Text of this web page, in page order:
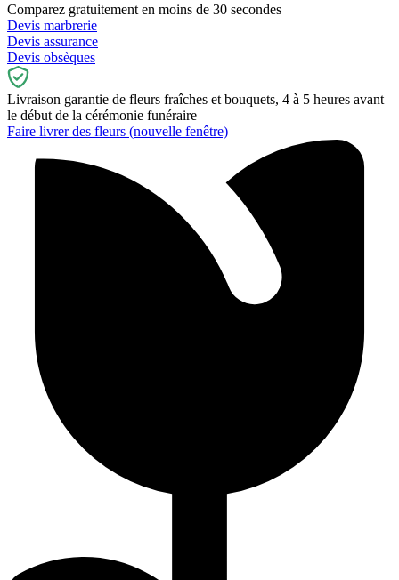
Comparez gratuitement en moins de 30 secondes
Devis marbrerie
Devis assurance
Devis obsèques
Livraison garantie de fleurs fraîches et bouquets, 4 à 5 heures avant
le début de la cérémonie funéraire
Faire livrer des fleurs (nouvelle fenêtre)